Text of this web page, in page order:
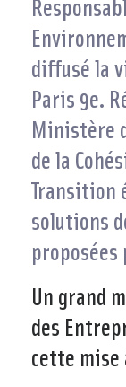
diffusé la
Paris 9e.
Ministère
de la
Transition
solutions
Un grand
des
cette mise